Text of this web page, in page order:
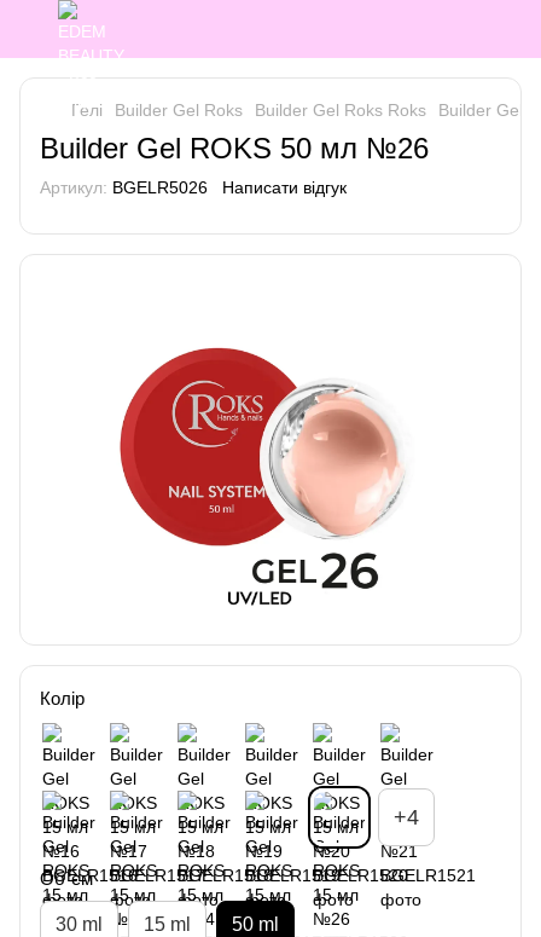
Гелі Builder Gel Roks Builder Gel Roks Roks Builder Gel
Builder Gel ROKS 50 мл №26
Артикул: BGELR5026 Написати відгук
Колір
+4
Об`єм
30 ml 15 ml 50 ml